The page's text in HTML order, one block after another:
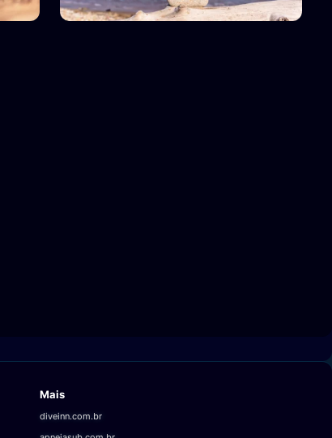
Mais
diveinn.com.br